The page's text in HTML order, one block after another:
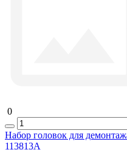
0
Набор головок для
113813A